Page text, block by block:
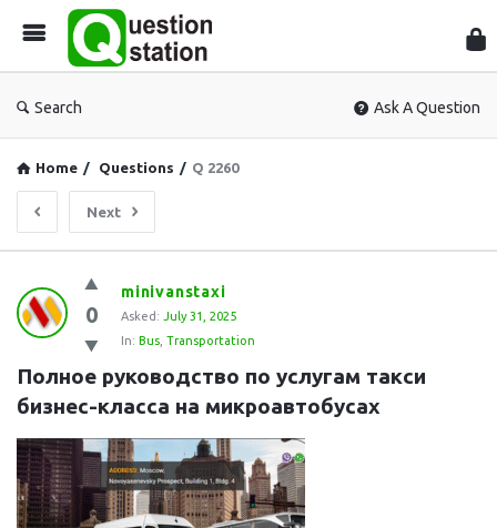
Search Ask A Question
Home / Questions / Q 2260
Next
Question
Station
Latest
Questions
0
minivanstaxi
Asked: July 31, 2025
In: Bus Transportation
Полное руководство по услугам такси
бизнес-класса на микроавтобусах